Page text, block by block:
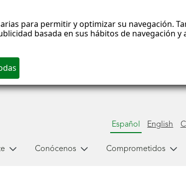
para permitir y optimizar su navegación.
basada en sus hábitos de navegación
Español English
Conócenos Comprometidos